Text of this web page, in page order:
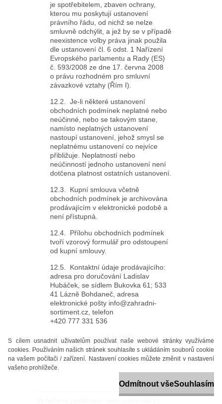
S cílem usnadnit uživatelům používat naše webové stránky využíváme
cookies. Používáním našich stránek souhlasíte s ukládáním souborů cookie
na vašem počítači / zařízení. Nastavení cookies můžete změnit v nastavení
vašeho prohlížeče.
Odmítnout všeSouhlasím
je spotřebitelem, zbaven ochrany,
kterou mu poskytují ustanovení
právního řádu, od nichž se nelze
smluvně odchýlit, a jež by se v případě
neexistence volby práva jinak použila
dle ustanovení čl. 6 odst. 1 Nařízení
Evropského parlamentu a Rady (ES)
č. 593/2008 ze dne 17. června 2008
o právu rozhodném pro smluvní
závazkové vztahy (Řím I).
12.2. Je-li některé ustanovení
obchodních podmínek neplatné nebo
neúčinné, nebo se takovým stane,
namísto neplatných ustanovení
nastoupí ustanovení, jehož smysl se
neplatnému ustanovení co nejvíce
přibližuje. Neplatností nebo
neúčinností jednoho ustanovení není
dotčena platnost ostatních ustanovení.
12.3. Kupní smlouva včetně
obchodních podmínek je archivována
prodávajícím v elektronické podobě a
není přístupná.
12.4. Přílohu obchodních podmínek
tvoří vzorový formulář pro odstoupení
od kupní smlouvy.
12.5. Kontaktní údaje prodávajícího:
adresa pro doručování Ladislav
Hubáček, se sídlem Bukovka 61; 533
41 Lázně Bohdaneč, adresa
elektronické pošty info@zahradni-
sortiment.cz, telefon
+420 777 331 536
V Bukovce dne 17.5. 2018